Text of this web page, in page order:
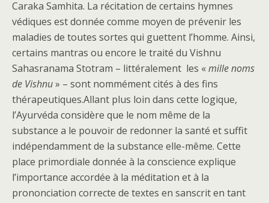
Caraka Samhita. La récitation de certains hymnes
védiques est donnée comme moyen de prévenir les
maladies de toutes sortes qui guettent l’homme. Ainsi,
certains mantras ou encore le traité du Vishnu
Sahasranama Stotram – littéralement les «mille noms
de Vishnu» – sont nommément cités à des fins
thérapeutiques.Allant plus loin dans cette logique,
l’Ayurvéda considère que le nom même de la
substance a le pouvoir de redonner la santé et suffit
indépendamment de la substance elle-même. Cette
place primordiale donnée à la conscience explique
l’importance accordée à la méditation et à la
prononciation correcte de textes en sanscrit en tant